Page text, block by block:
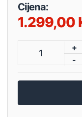
Cijena:
1.299,00
1
+
-